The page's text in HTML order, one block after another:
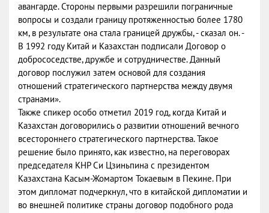
авангарде. Стороны первыми разрешили пограничные
вопросы и создали границу протяженностью более 1780
км, в результате она стала границей дружбы, - сказал он. -
В 1992 году Китай и Казахстан подписали Договор о
добрососедстве, дружбе и сотрудничестве. Данный
договор послужил затем основой для создания
отношений стратегического партнерства между двумя
странами».
Также спикер особо отметил 2019 год, когда Китай и
Казахстан договорились о развитии отношений вечного
всестороннего стратегического партнерства. Такое
решение было принято, как известно, на переговорах
председателя КНР Си Цзиньпина с президентом
Казахстана Касым-Жомартом Токаевым в Пекине. При
этом дипломат подчеркнул, что в китайской дипломатии и
во внешней политике страны договор подобного рода